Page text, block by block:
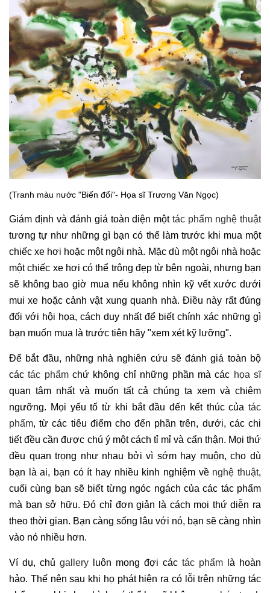
(Tranh màu nước "Biến đổi"- Họa sĩ Trương Văn Ngọc)
Giám định và đánh giá toàn diện mộttác phẩm nghệ thuật
tương tự như những gì bạn có thể làm trước khi mua một
chiếc xe hơi hoặc một ngôi nhà. Mặc dù một ngôi nhà hoặc
một chiếc xe hơi có thể trông đẹp từ bên ngoài, nhưng bạn
sẽ không bao giờ mua nếu không nhìn kỹ vết xước dưới
mui xe hoặc cảnh vật xung quanh nhà. Điều này rất đúng
đối với hội họa, cách duy nhất để biết chính xác những gì
bạn muốn mua là trước tiên hãy "xem xét kỹ lưỡng".
Để bắt đầu, những nhà nghiên cứu sẽ đánh giá toàn bộ
cáctác phẩmchứ không chỉ những phần mà các họa sĩ
quan tâm nhất và muốn tất cả chúng ta xem và chiêm
ngưỡng. Mọi yếu tố từ khi bắt đầu đến kết thúc của tác
phẩm, từ các tiêu điểm cho đến phần trên, dưới, các chi
tiết đều cần được chú ý một cách tỉ mỉ và cẩn thận. Mọi thứ
đều quan trọng như nhau bởi vì sớm hay muộn, cho dù
bạn là ai, bạn có ít hay nhiều kinh nghiệm về nghệ thuật,
cuối cùng bạn sẽ biết từng ngóc ngách của các tác phẩm
mà bạn sở hữu. Đó chỉ đơn giản là cách mọi thứ diễn ra
theo thời gian. Bạn càng sống lâu với nó, bạn sẽ càng nhìn
vào nó nhiều hơn.
Ví dụ, chủ gallery luôn mong đợi các tác phẩm là hoàn
hảo. Thế nên sau khi họ phát hiện ra có lỗi trên những tác